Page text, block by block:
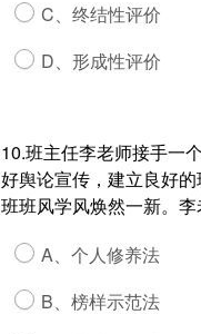
C、终结性评价
D、形成性评价
10.班主任李老师接手一
好舆论宣传，建立良好
班班风学风焕然一新。李
A、个人修养法
B、榜样示范法